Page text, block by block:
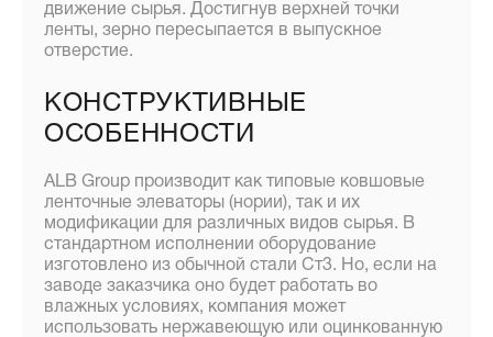
движение сырья. Достигнув верхней точки
ленты, зерно пересыпается в выпускное
отверстие.
КОНСТРУКТИВНЫЕ
ОСОБЕННОСТИ
ALB Group производит как типовые ковшовые
ленточные элеваторы (нории), так и их
модификации для различных видов сырья. В
стандартном исполнении оборудование
изготовлено из обычной стали Ст3. Но, если на
заводе заказчика оно будет работать во
влажных условиях, компания может
использовать нержавеющую или оцинкованную